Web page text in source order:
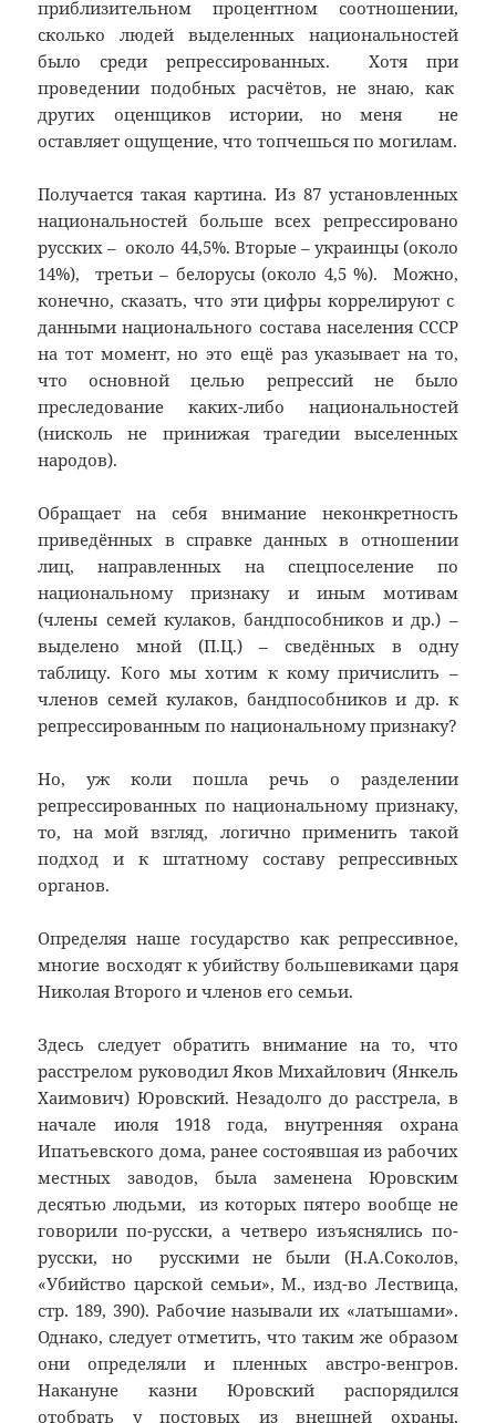
приблизительном процентном соотношении,
сколько людей выделенных национальностей
было среди репрессированных. Хотя при
проведении подобных расчётов, не знаю, как
других оценщиков истории, но меня не
оставляет ощущение, что топчешься по могилам.
Получается такая картина. Из 87 установленных
национальностей больше всех репрессировано
русских – около 44,5%. Вторые – украинцы (около
14%), третьи – белорусы (около 4,5 %). Можно,
конечно, сказать, что эти цифры коррелируют с
данными национального состава населения СССР
на тот момент, но это ещё раз указывает на то,
что основной целью репрессий не было
преследование каких-либо национальностей
(нисколь не принижая трагедии выселенных
народов).
Обращает на себя внимание неконкретность
приведённых в справке данных в отношении
лиц, направленных на спецпоселение по
национальному признаку и иным мотивам
(члены семей кулаков, бандпособников и др.) –
выделено мной (П.Ц.) – сведённых в одну
таблицу. Кого мы хотим к кому причислить –
членов семей кулаков, бандпособников и др. к
репрессированным по национальному признаку?
Но, уж коли пошла речь о разделении
репрессированных по национальному признаку,
то, на мой взгляд, логично применить такой
подход и к штатному составу репрессивных
органов.
Определяя наше государство как репрессивное,
многие восходят к убийству большевиками царя
Николая Второго и членов его семьи.
Здесь следует обратить внимание на то, что
расстрелом руководил Яков Михайлович (Янкель
Хаимович) Юровский. Незадолго до расстрела, в
начале июля 1918 года, внутренняя охрана
Ипатьевского дома, ранее состоявшая из рабочих
местных заводов, была заменена Юровским
десятью людьми, из которых пятеро вообще не
говорили по-русски, а четверо изъяснялись по-
русски, но русскими не были (Н.А.Соколов,
«Убийство царской семьи», М., изд-во Лествица,
стр. 189, 390). Рабочие называли их «латышами».
Однако, следует отметить, что таким же образом
они определяли и пленных австро-венгров.
Накануне казни Юровский распорядился
отобрать у постовых из внешней охраны,